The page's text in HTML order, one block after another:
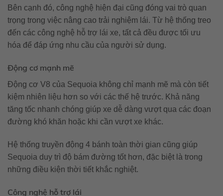
Bên cạnh đó, công nghệ hiện đại cũng đóng vai trò quan
trọng trong việc nâng cao trải nghiệm lái. Từ hệ thống treo
đến các công nghệ hỗ trợ lái xe, tất cả đều được tối ưu
hóa để đáp ứng nhu cầu của người sử dụng.
Động cơ mạnh mẽ
Động cơ V8 của Sequoia không chỉ mạnh mẽ mà còn tiết
kiệm nhiên liệu hơn so với các thế hệ trước. Khả năng
tăng tốc nhanh chóng giúp xe dễ dàng vượt qua các đoạn
đường khó khăn hoặc khi cần vượt xe khác.
Hệ thống truyền động 4 bánh toàn thời gian cũng giúp
Sequoia duy trì độ bám đường tốt hơn, đặc biệt là trong
những điều kiện thời tiết khắc nghiệt.
Công nghệ hỗ trợ lái